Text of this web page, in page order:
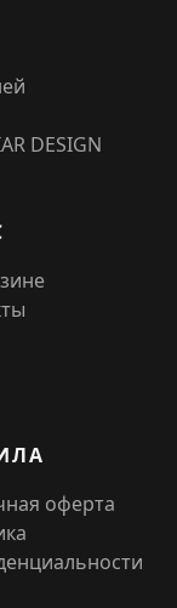
DESIGN
оферта